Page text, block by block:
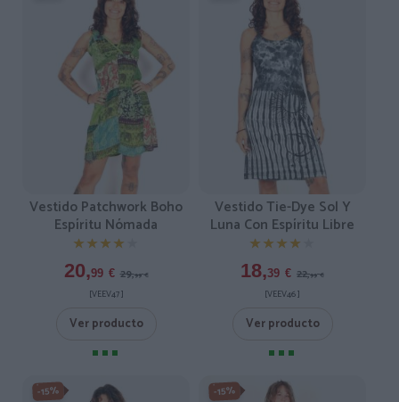
Vestido Patchwork Boho
Espíritu Nómada
★★★★★
★★★★★
20,99 € 29,99 €
[VEEV47 ]
Ver producto
Vestido Tie-Dye Sol Y
Luna Con Espíritu Libre
★★★★★
★★★★★
18,39 € 22,99 €
[VEEV46 ]
Ver producto
-15% -15%